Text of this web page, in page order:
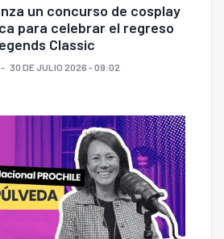
un concurso de cosplay
para celebrar el regreso
Classic
30 DE JULIO 2026 - 09:02